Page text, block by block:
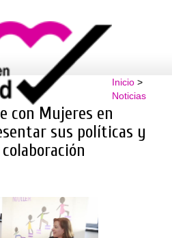
Inicio>
Noticias
con Mujeres en
sus políticas y